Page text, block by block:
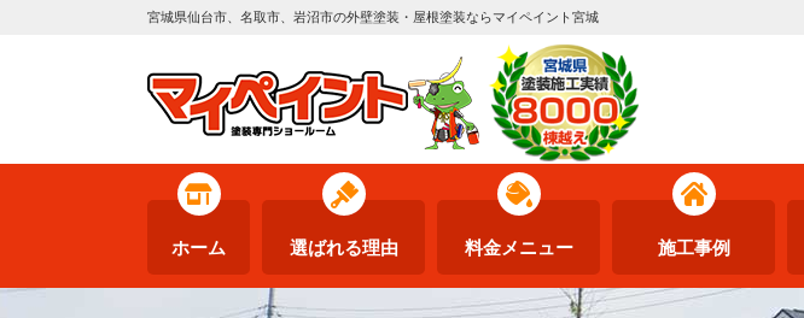
宮城県仙台市、名取市、岩沼市の外壁塗装・屋根塗装ならマイペイント宮城
ホーム 選ばれる理由 料金メニュー 施工事例